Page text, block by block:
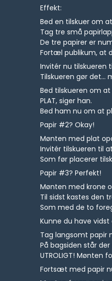
Effekt:
Bed en tilskuer om
Tag tre små
De tre papirer er
Fortæl publikum, at
Invitér nu tilskueren
Tilskueren gør det...
Bed tilskueren om
PLAT, siger han.
Bed ham nu om at
Papir #2? Okay!
Mønten med plat
Invitér tilskueren til
Som før placerer
Papir #3? Perfekt!
Mønten med krone
Til sidst kastes den
Som med de to
Kunne du have
Tag langsomt papir
På bagsiden står
UTROLIGT! Mønten
Fortsæt med papir